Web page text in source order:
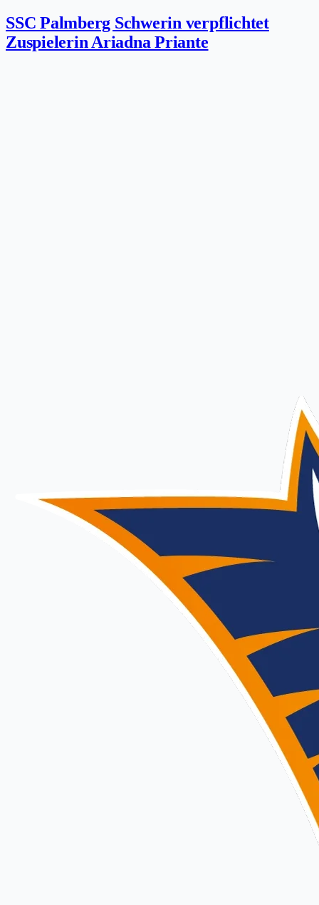
SSC Palmberg Schwerin verpflichtet
Zuspielerin Ariadna Priante